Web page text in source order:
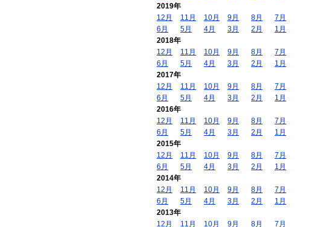
2019年
12月
11月 10月 9月 8月
7月
6月
5月 4月 3月 2月
1月
2018年
12月
11月 10月 9月 8月
7月
6月
5月 4月 3月 2月
1月
2017年
12月
11月 10月 9月 8月
7月
6月
5月 4月 3月 2月
1月
2016年
12月
11月 10月 9月 8月
7月
6月
5月 4月 3月 2月
1月
2015年
12月
11月 10月 9月 8月
7月
6月
5月 4月 3月 2月
1月
2014年
12月
11月 10月 9月 8月
7月
6月
5月 4月 3月 2月
1月
2013年
12月
11月 10月 9月 8月 7月